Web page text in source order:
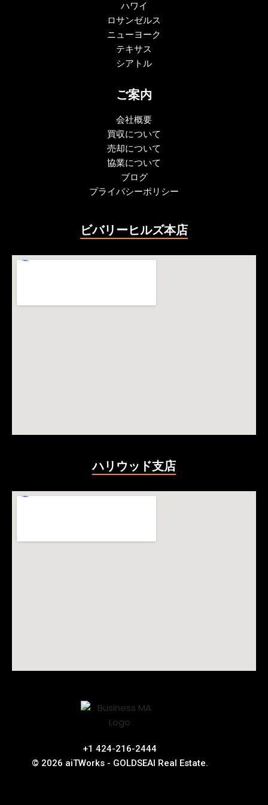
ハワイ
ロサンゼルス
ニューヨーク
テキサス
シアトル
ご案内
会社概要
買収について
売却について
協業について
ブログ
プライバシーポリシー
ビバリーヒルズ本店
ハリウッド支店
+1 424-216-2444
© 2026 aiTWorks - GOLDSEAI Real Estate.